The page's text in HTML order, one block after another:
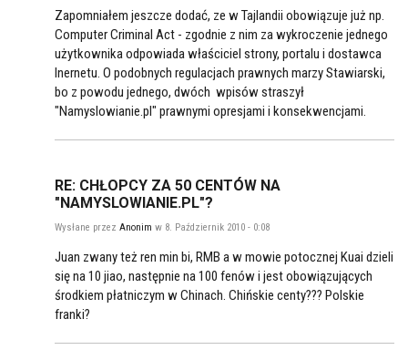
Zapomniałem jeszcze dodać, ze w Tajlandii obowiązuje już np.
Computer Criminal Act - zgodnie z nim za wykroczenie jednego
użytkownika odpowiada właściciel strony, portalu i dostawca
Inernetu. O podobnych regulacjach prawnych marzy Stawiarski,
bo z powodu jednego, dwóch wpisów straszył
"Namyslowianie.pl" prawnymi opresjami i konsekwencjami.
RE: CHŁOPCY ZA 50 CENTÓW NA
"NAMYSLOWIANIE.PL"?
Wysłane przez Anonim w 8. Październik 2010 - 0:08
Juan zwany też ren min bi, RMB a w mowie potocznej Kuai dzieli
się na 10 jiao, następnie na 100 fenów i jest obowiązujących
środkiem płatniczym w Chinach. Chińskie centy??? Polskie
franki?